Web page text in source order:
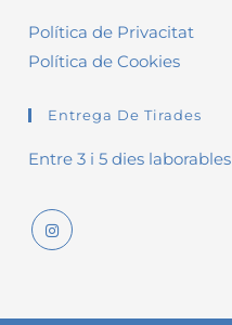
Política de Privacitat
Política de Cookies
Entrega De Tirades
Entre 3 i 5 dies laborables